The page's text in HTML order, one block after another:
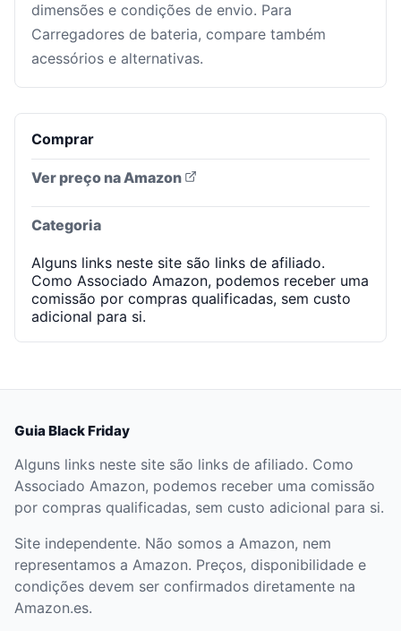
dimensões e condições de envio. Para
Carregadores de bateria, compare também
acessórios e alternativas.
Comprar
Ver preço na Amazon
Categoria
Alguns links neste site são links de afiliado.
Como Associado Amazon, podemos receber uma
comissão por compras qualificadas, sem custo
adicional para si.
Guia Black Friday
Alguns links neste site são links de afiliado. Como
Associado Amazon, podemos receber uma comissão
por compras qualificadas, sem custo adicional para si.
Site independente. Não somos a Amazon, nem
representamos a Amazon. Preços, disponibilidade e
condições devem ser confirmados diretamente na
Amazon.es.